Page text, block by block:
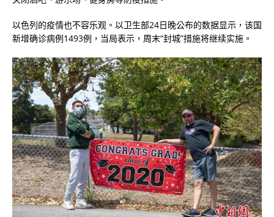
以色列的疫情也不容乐观。以卫生部24日晚公布的数据显示，该国
新增确诊病例1493例，当局表示，周末“封城”措施将继续实施。